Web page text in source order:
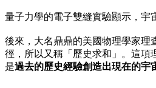
量子力學的電子雙縫實驗顯示，宇
後來，大名鼎鼎的美國物理學家理
徑，所以又稱「歷史求和」。這項
是過去的歷史經驗創造出現在的宇